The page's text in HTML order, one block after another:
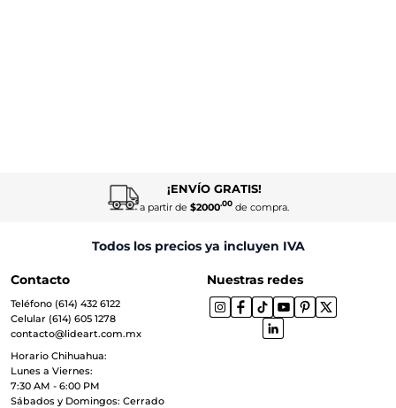
¡ENVÍO GRATIS!
a partir de $2000.00de compra.
Todos los precios ya incluyen IVA
Contacto
Teléfono (614) 432 6122
Celular (614) 605 1278
contacto@lideart.com.mx
Horario Chihuahua:
Lunes a Viernes:
7:30 AM - 6:00 PM
Sábados y Domingos: Cerrado
Nuestras redes